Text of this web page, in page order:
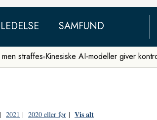
SAMFUND
straffes Kinesiske AI-modeller giver
| 2021 | 2020 eller før | Vis alt